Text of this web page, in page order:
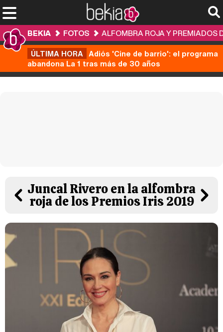
BEKIA FOTOS
ALFOMBRA ROJA Y PREMIADOS
ÚLTIMA HORA Adiós 'Cine de barrio': el programa
abandona La 1 tras más de 30 años
Juncal Rivero en la alfombra
roja de los Premios Iris 2019